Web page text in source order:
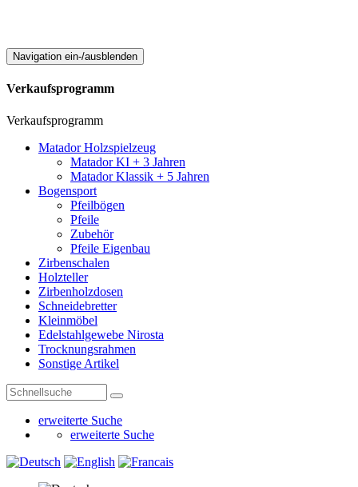
Navigation ein-/ausblenden
Verkaufsprogramm
Verkaufsprogramm
Matador Holzspielzeug
Matador KI + 3 Jahren
Matador Klassik + 5 Jahren
Bogensport
Pfeilbögen
Pfeile
Zubehör
Pfeile Eigenbau
Zirbenschalen
Holzteller
Zirbenholzdosen
Schneidebretter
Kleinmöbel
Edelstahlgewebe Nirosta
Trocknungsrahmen
Sonstige Artikel
erweiterte Suche
erweiterte Suche